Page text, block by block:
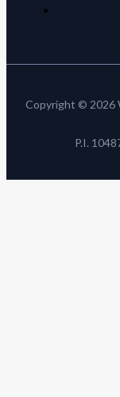
Copyright © 2026
P.I.